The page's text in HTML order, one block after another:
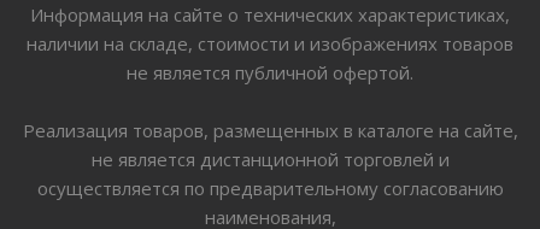
Информация на сайте о технических характеристиках,
наличии на складе, стоимости и изображениях товаров
не является публичной офертой.
Реализация товаров, размещенных в каталоге на сайте,
не является дистанционной торговлей и
осуществляется по предварительному согласованию
наименования,